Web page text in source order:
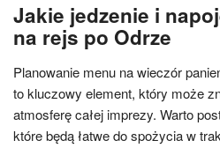
Jakie jedzenie i
na rejs po Odrze
Planowanie menu na wieczór
to kluczowy element, który może
atmosferę całej imprezy. Warto
które będą łatwe do spożycia w